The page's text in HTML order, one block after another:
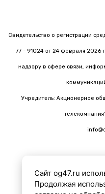
Свидетельство о регистрации
77 - 91024 от 24 февраля 2026
надзору в сфере связи,
Учредитель: Акционерное
Все материалы на
Сайт og47.ru
Продолжая